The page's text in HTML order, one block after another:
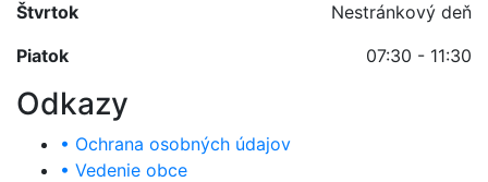
Štvrtok
Nestránkový deň
Piatok
07:30 - 11:30
Odkazy
• Ochrana osobných údajov
• Vedenie obce